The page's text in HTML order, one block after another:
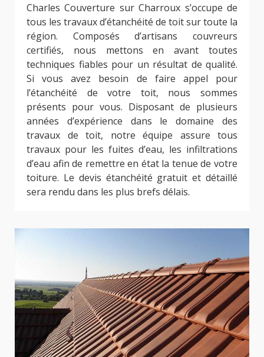
Charles Couverture sur Charroux s’occupe de
tous les travaux d’étanchéité de toit sur toute la
région. Composés d’artisans couvreurs
certifiés, nous mettons en avant toutes
techniques fiables pour un résultat de qualité.
Si vous avez besoin de faire appel pour
l’étanchéité de votre toit, nous sommes
présents pour vous. Disposant de plusieurs
années d’expérience dans le domaine des
travaux de toit, notre équipe assure tous
travaux pour les fuites d’eau, les infiltrations
d’eau afin de remettre en état la tenue de votre
toiture. Le devis étanchéité gratuit et détaillé
sera rendu dans les plus brefs délais.